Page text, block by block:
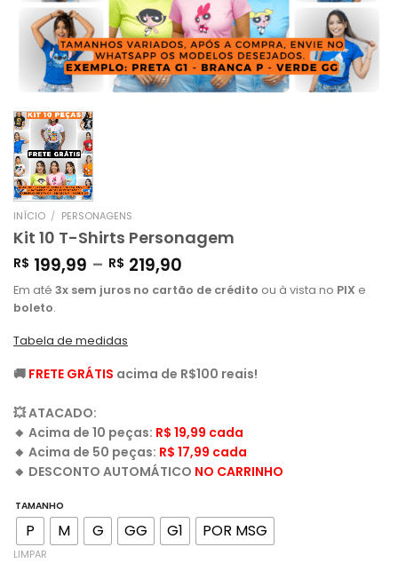
INÍCIO / PERSONAGENS
Kit 10 T-Shirts Personagem
R$ 199,99 – R$ 219,90
Em até 3x sem juros no cartão de crédito ou à vista no PIX e
boleto.
Tabela de medidas
🚚 FRETE GRÁTIS acima de R$100 reais!
💥ATACADO:
🔸 Acima de 10 peças: R$ 19,99 cada
🔸 Acima de 50 peças: R$ 17,99 cada
🔸 DESCONTO AUTOMÁTICO NO CARRINHO
TAMANHO
P M G GG G1 POR MSG
LIMPAR